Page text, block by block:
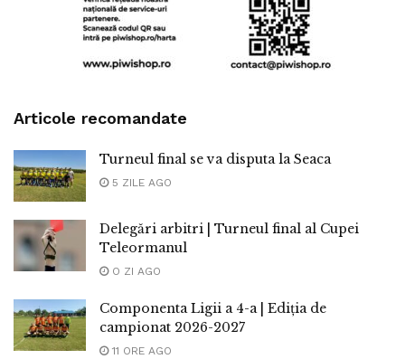
Articole recomandate
Turneul final se va disputa la Seaca
5 ZILE AGO
Delegări arbitri | Turneul final al Cupei
Teleormanul
O ZI AGO
Componenta Ligii a 4-a | Ediția de
campionat 2026-2027
11 ORE AGO